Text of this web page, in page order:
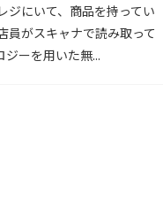
ジにいて、商品を持ってい
員がスキャナで読み取って
ーを用いた無...